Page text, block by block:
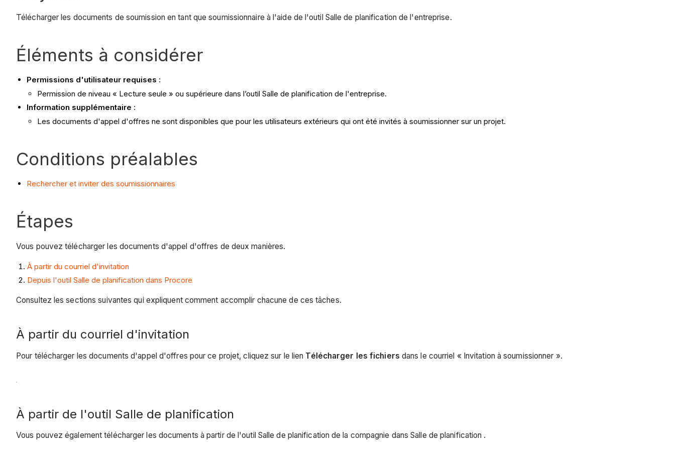
Télécharger les documents de soumission en tant que soumissionnaire à l'aide de l'outil Salle de planification de l'entreprise.
Éléments à considérer
Permissions d'utilisateur requises :
Permission de niveau « Lecture seule » ou supérieure dans l’outil Salle de planification de l'entreprise.
Information supplémentaire :
Les documents d'appel d'offres ne sont disponibles que pour les utilisateurs extérieurs qui ont été invités à soumissionner sur un projet.
Conditions préalables
Rechercher et inviter des soumissionnaires
Étapes
Vous pouvez télécharger les documents d'appel d'offres de deux manières.
À partir du courriel d'invitation
Depuis l'outil Salle de planification dans Procore
Consultez les sections suivantes qui expliquent comment accomplir chacune de ces tâches.
À partir du courriel d'invitation
Pour télécharger les documents d'appel d'offres pour ce projet, cliquez sur le lien Télécharger les fichiers dans le courriel « Invitation à soumissionner ».
À partir de l'outil Salle de planification
Vous pouvez également télécharger les documents à partir de l'outil Salle de planification de la compagnie dans Salle de planification .